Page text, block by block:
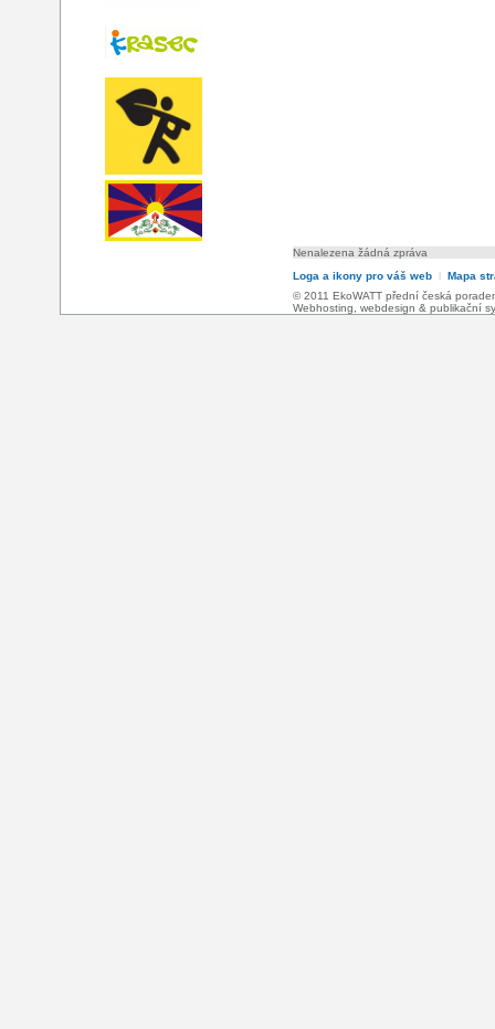
Nenalezena žádná zpráva
Loga a ikony pro váš web l Mapa
© 2011 EkoWATT přední česká
Webhosting
webdesign & publikační